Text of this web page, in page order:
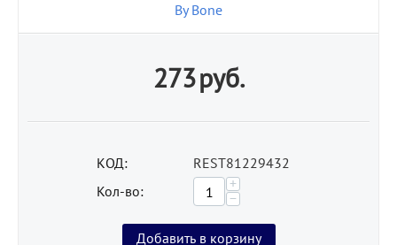
By Bone
273руб.
КОД:
REST81229432
Кол-во:
+
−
Добавить в корзину